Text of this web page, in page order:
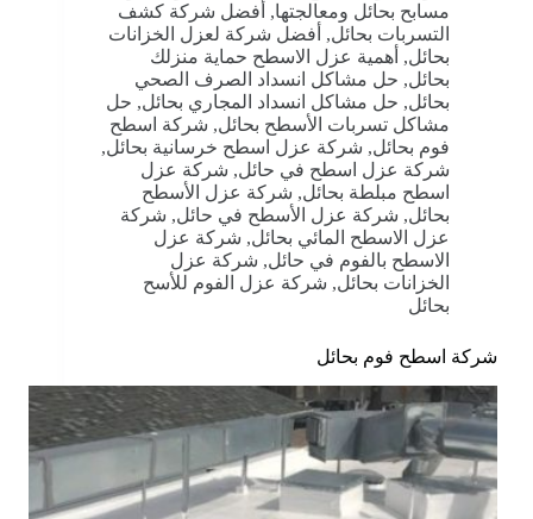
مسابح بحائل ومعالجتها, أفضل شركة كشف
التسربات بحائل, أفضل شركة لعزل الخزانات
بحائل, أهمية عزل الاسطح حماية منزلك
بحائل, حل مشاكل انسداد الصرف الصحي
بحائل, حل مشاكل انسداد المجاري بحائل, حل
مشاكل تسربات الأسطح بحائل, شركة اسطح
فوم بحائل, شركة عزل اسطح خرسانية بحائل,
شركة عزل اسطح في حائل, شركة عزل
اسطح مبلطة بحائل, شركة عزل الأسطح
بحائل, شركة عزل الأسطح في حائل, شركة
عزل الاسطح المائي بحائل, شركة عزل
الاسطح بالفوم في حائل, شركة عزل
الخزانات بحائل, شركة عزل الفوم للأسح
بحائل
شركة اسطح فوم بحائل